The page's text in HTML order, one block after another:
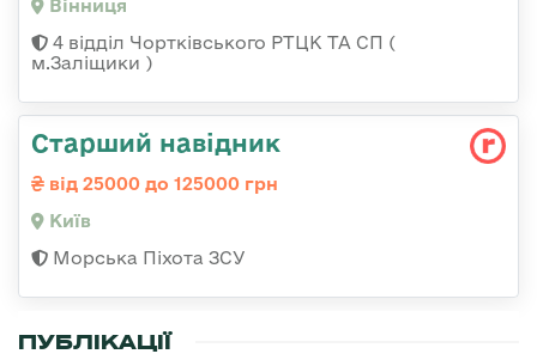
Вінниця
4 відділ Чортківського РТЦК ТА СП (
м.Заліщики )
Стаpший навідник
від 25000 до 125000 грн
Київ
Морська Піхота ЗСУ
ПУБЛІКАЦІЇ